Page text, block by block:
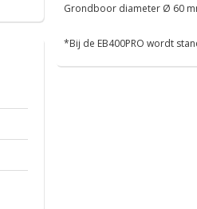
Grondboor diameter Ø 60
*Bij de EB400PRO wordt